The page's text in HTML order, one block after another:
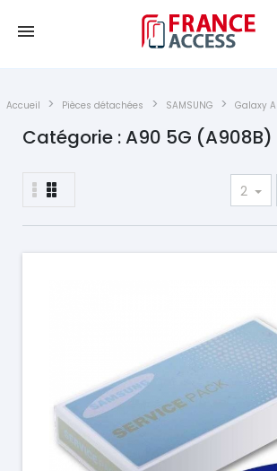
Accueil Pièces détachées SAMSUNG Galaxy A
Catégorie : A90 5G (A908B)
2